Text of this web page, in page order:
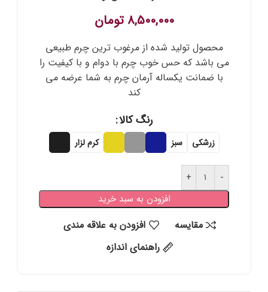
8,500,000 تومان
محصول تولید شده از مرغوب ترین چرم طبیعی
می باشد که حس خوب چرم با دوام و با کیفیت را
با ضمانت یکساله آرمان چرم به شما عرضه می
کند
رنگ کالا
زرشکی سبز کرم لزار
افزودن به سبد خرید
مقايسه
افزودن به علاقه مندی
راهنمای اندازه